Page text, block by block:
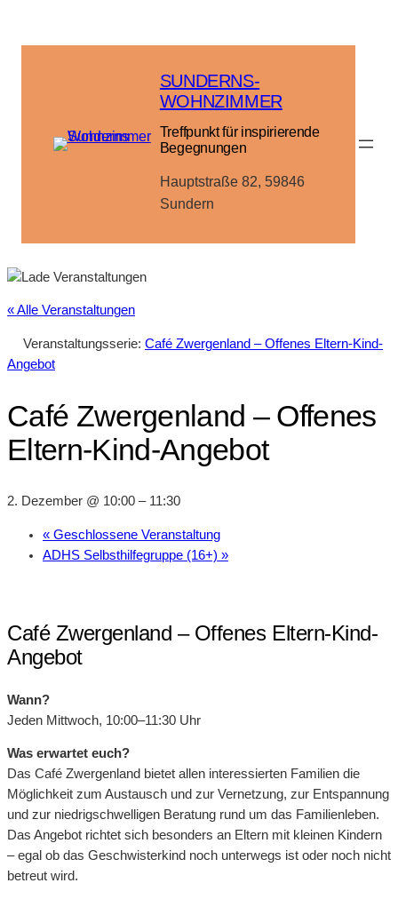
SUNDERNS-
WOHNZIMMER
Treffpunkt für inspirierende
Begegnungen
Hauptstraße 82, 59846
Sundern
« Alle Veranstaltungen
Veranstaltungsserie: Café Zwergenland – Offenes Eltern-Kind-
Angebot
Café Zwergenland – Offenes
Eltern-Kind-Angebot
2. Dezember @ 10:00 – 11:30
« Geschlossene Veranstaltung
ADHS Selbsthilfegruppe (16+) »
Café Zwergenland – Offenes Eltern-Kind-
Angebot
Wann?
Jeden Mittwoch, 10:00–11:30 Uhr
Was erwartet euch?
Das Café Zwergenland bietet allen interessierten Familien die
Möglichkeit zum Austausch und zur Vernetzung, zur Entspannung
und zur niedrigschwelligen Beratung rund um das Familienleben.
Das Angebot richtet sich besonders an Eltern mit kleinen Kindern
– egal ob das Geschwisterkind noch unterwegs ist oder noch nicht
betreut wird.